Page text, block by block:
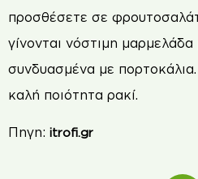
προσθέσετε σε
γίνονται νόστιμη
συνδυασμένα με
καλή ποιότητα ρακί.
Πηγη: itrofi.gr